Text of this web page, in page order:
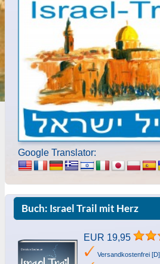
Google Translator:
Buch: Israel Trail mit Herz
EUR 19,95
Versandkostenfrei [D]